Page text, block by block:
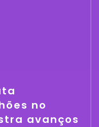
no
avanços